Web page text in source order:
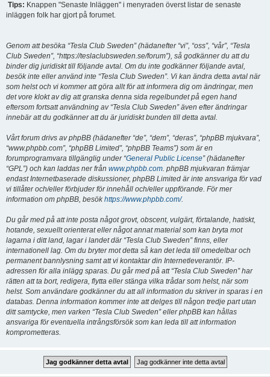
Tips: Knappen "Senaste Inläggen" i menyraden överst listar de senaste
inläggen folk har gjort på forumet.
Genom att besöka “Tesla Club Sweden” (hädanefter “vi”, “oss”, “vår”, “Tesla
Club Sweden”, “https://teslaclubsweden.se/forum”), så godkänner du att du
binder dig juridiskt till följande avtal. Om du inte godkänner följande avtal,
besök inte eller använd inte “Tesla Club Sweden”. Vi kan ändra detta avtal när
som helst och vi kommer att göra allt för att informera dig om ändringar, men
det vore klokt av dig att granska denna sida regelbundet på egen hand
eftersom fortsatt användning av “Tesla Club Sweden” även efter ändringar
innebär att du godkänner att du är juridiskt bunden till detta avtal.
Vårt forum drivs av phpBB (hädanefter “de”, “dem”, “deras”, “phpBB mjukvara”,
“www.phpbb.com”, “phpBB Limited”, “phpBB Teams”) som är en
forumprogramvara tillgänglig under “General Public License” (hädanefter
“GPL”) och kan laddas ner från www.phpbb.com. phpBB mjukvaran främjar
endast Internetbaserade diskussioner, phpBB Limited är inte ansvariga för vad
vi tillåter och/eller förbjuder för innehåll och/eller uppförande. För mer
information om phpBB, besökhttps://www.phpbb.com/.
Du går med på att inte posta något grovt, obscent, vulgärt, förtalande, hatiskt,
hotande, sexuellt orienterat eller något annat material som kan bryta mot
lagarna i ditt land, lagar i landet där “Tesla Club Sweden” finns, eller
internationell lag. Om du bryter mot detta så kan det leda till omedelbar och
permanent bannlysning samt att vi kontaktar din Internetleverantör. IP-
adressen för alla inlägg sparas. Du går med på att “Tesla Club Sweden” har
rätten att ta bort, redigera, flytta eller stänga vilka trådar som helst, när som
helst. Som användare godkänner du att all information du skriver in sparas i en
databas. Denna information kommer inte att delges till någon tredje part utan
ditt samtycke, men varken “Tesla Club Sweden” eller phpBB kan hållas
ansvariga för eventuella intrångsförsök som kan leda till att information
komprometteras.